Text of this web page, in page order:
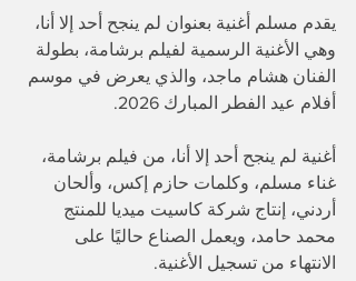
يقدم مسلم أغنية بعنوان لم ينجح أحد إلا أنا،
وهي الأغنية الرسمية لفيلم برشامة، بطولة
الفنان هشام ماجد، والذي يعرض في موسم
أفلام عيد الفطر المبارك 2026.
أغنية لم ينجح أحد إلا أنا، من فيلم برشامة،
غناء مسلم، وكلمات حازم إكس، وألحان
أردني، إنتاج شركة كاسيت ميديا للمنتج
محمد حامد، ويعمل الصناع حاليًا على
الانتهاء من تسجيل الأغنية.